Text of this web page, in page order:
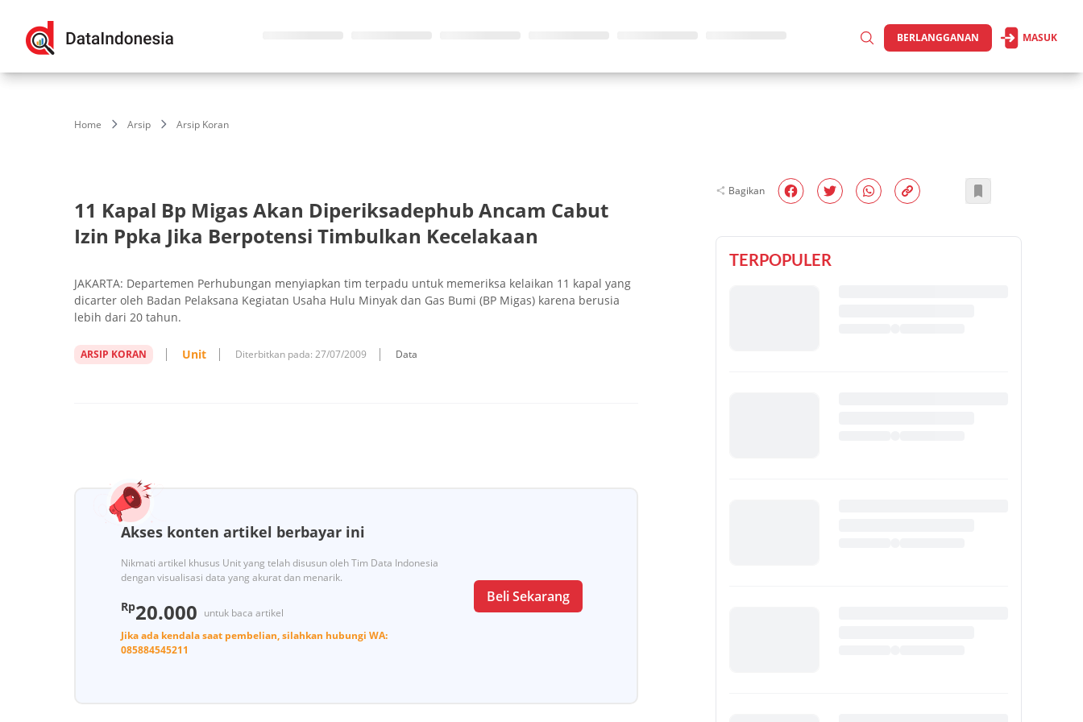
BERLANGGANAN MASUK
Home Arsip Arsip Koran
11 Kapal Bp Migas Akan Diperiksadephub Ancam Cabut
Izin Ppka Jika Berpotensi Timbulkan Kecelakaan
JAKARTA: Departemen Perhubungan menyiapkan tim terpadu untuk memeriksa kelaikan 11 kapal yang
dicarter oleh Badan Pelaksana Kegiatan Usaha Hulu Minyak dan Gas Bumi (BP Migas) karena berusia
lebih dari 20 tahun.
ARSIP KORAN Unit Diterbitkan pada: 27/07/2009 Data
Akses konten artikel berbayar ini
Nikmati artikel khusus Unit yang telah disusun oleh Tim Data Indonesia
dengan visualisasi data yang akurat dan menarik.
Rp20.000 untuk baca artikel
Jika ada kendala saat pembelian, silahkan hubungi WA:
085884545211
Beli Sekarang
Bagikan
TERPOPULER